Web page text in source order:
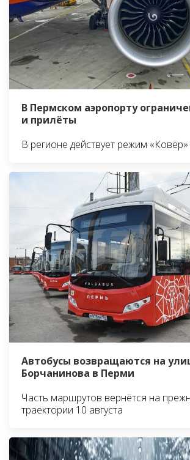
В Пермском аэропорту
и прилёты
В регионе действует режим «Ковёр»
Автобусы возвращаются на
Борчанинова в Перми
Часть маршрутов вернётся на
траектории 10 августа